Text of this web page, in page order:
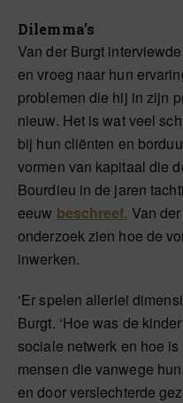
Dilemma’s
Van der Burgt
en vroeg naar hun
problemen die hij in zijn
nieuw. Het is wat veel
bij hun cliënten en
vormen van kapitaal die
Bourdieu in de jaren
eeuw beschreef. Van
onderzoek zien hoe de
inwerken.
‘Er spelen allerlei
Burgt. ‘Hoe was de
sociale netwerk en hoe
mensen die vanwege
en door verslechterde